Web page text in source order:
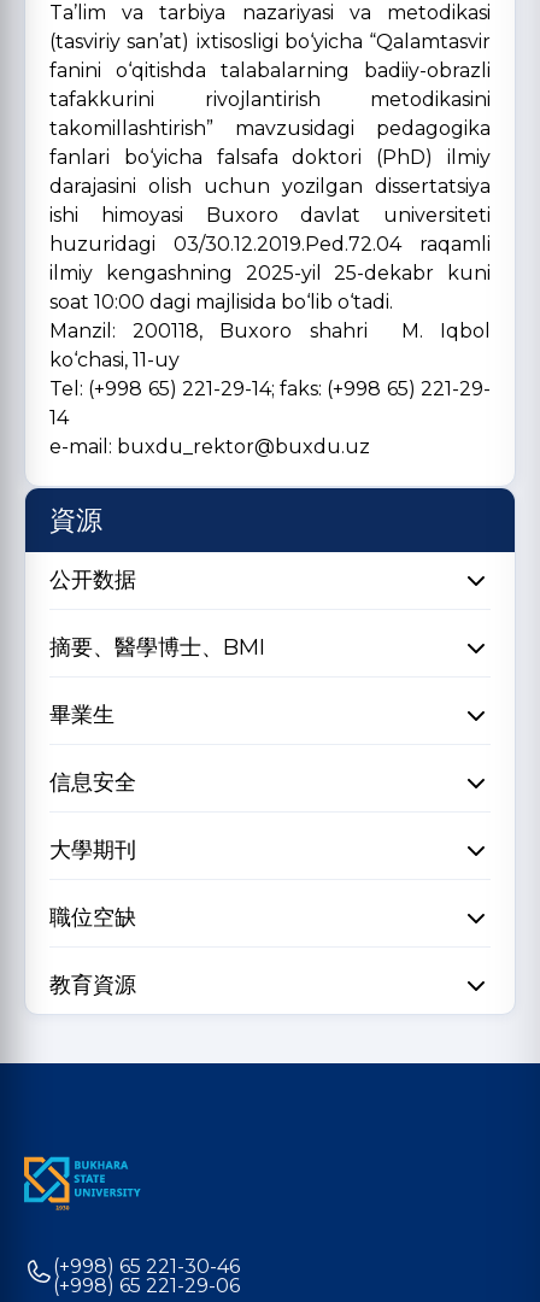
Ta’lim va tarbiya nazariyasi va metodikasi
(tasviriy san’at) ixtisosligi bo‘yicha “Qalamtasvir
fanini o‘qitishda talabalarning badiiy-obrazli
tafakkurini rivojlantirish metodikasini
takomillashtirish” mavzusidagi pedagogika
fanlari bo‘yicha falsafa doktori (PhD) ilmiy
darajasini olish uchun yozilgan dissertatsiya
ishi himoyasi Buxoro davlat universiteti
huzuridagi 03/30.12.2019.Ped.72.04 raqamli
ilmiy kengashning 2025-yil 25-dekabr kuni
soat 10:00 dagi majlisida bo‘lib o‘tadi.
Manzil: 200118, Buxoro shahri M. Iqbol
ko‘chasi, 11-uy
Tel: (+998 65) 221-29-14; faks: (+998 65) 221-29-
14
e-mail: buxdu_rektor@buxdu.uz
資源
公开数据
摘要、醫學博士、BMI
畢業生
信息安全
大學期刊
職位空缺
教育資源
(+998) 65 221-30-46
(+998) 65 221-29-06